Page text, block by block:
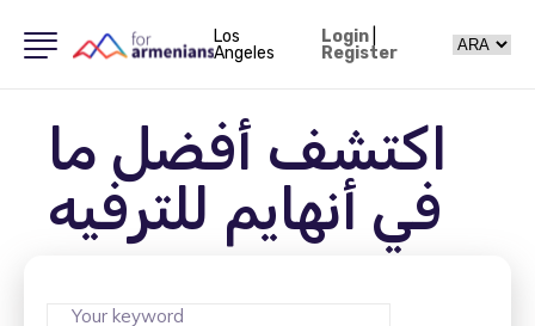
Los
Angeles
Login|
Register
اكتشف أفضل ما
في أنهايم للترفيه